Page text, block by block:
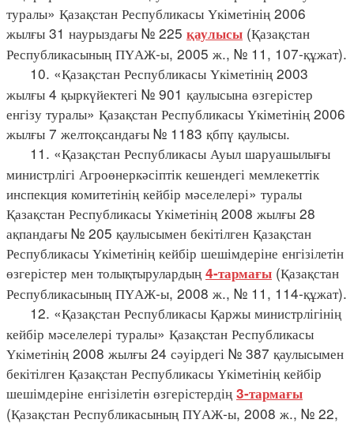
туралы» Қазақстан Республикасы Үкіметінің 2006
жылғы 31 наурыздағы № 225 қаулысы (Қазақстан
Республикасының ПҮАЖ-ы, 2005 ж., № 11, 107-құжат).
10. «Қазақстан Республикасы Үкіметінің 2003
жылғы 4 қыркүйектегі № 901 қаулысына өзгерістер
енгізу туралы» Қазақстан Республикасы Үкіметінің 2006
жылғы 7 желтоқсандағы № 1183 қбпү қаулысы.
11. «Қазақстан Республикасы Ауыл шаруашылығы
министрлігі Агроөнеркәсіптік кешендегі мемлекеттік
инспекция комитетінің кейбір мәселелері» туралы
Қазақстан Республикасы Үкіметінің 2008 жылғы 28
ақпандағы № 205 қаулысымен бекітілген Қазақстан
Республикасы Үкіметінің кейбір шешімдеріне енгізілетін
өзгерістер мен толықтырулардың 4-тармағы (Қазақстан
Республикасының ПҮАЖ-ы, 2008 ж., № 11, 114-құжат).
12. «Қазақстан Республикасы Қаржы министрлігінің
кейбір мәселелері туралы» Қазақстан Республикасы
Үкіметінің 2008 жылғы 24 сәуірдегі № 387 қаулысымен
бекітілген Қазақстан Республикасы Үкіметінің кейбір
шешімдеріне енгізілетін өзгерістердің 3-тармағы
(Қазақстан Республикасының ПҮАЖ-ы, 2008 ж., № 22,